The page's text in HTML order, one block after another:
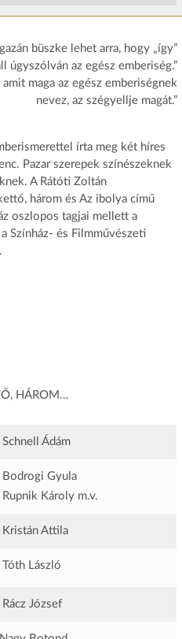
büszke lehet arra, hogy „így”
úgyszólván az egész emberiség.”
maga az egész emberiségnek
nevez, az szégyellje magát.”
írta meg két híres
Pazar szerepek színészeknek
A Rátóti Zoltán
három és Az ibolya című
oszlopos tagjai mellett a
Színház- és Filmművészeti
HÁROM…
Schnell Ádám
Bodrogi Gyula
Rupnik Károly m.v.
Kristán Attila
Tóth László
Rácz József